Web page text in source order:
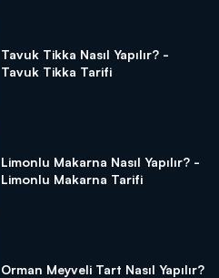
Tavuk Tikka Nasıl Yapılır? -
Tavuk Tikka Tarifi
Limonlu Makarna Nasıl Yapılır? -
Limonlu Makarna Tarifi
Orman Meyveli Tart Nasıl Yapılır?